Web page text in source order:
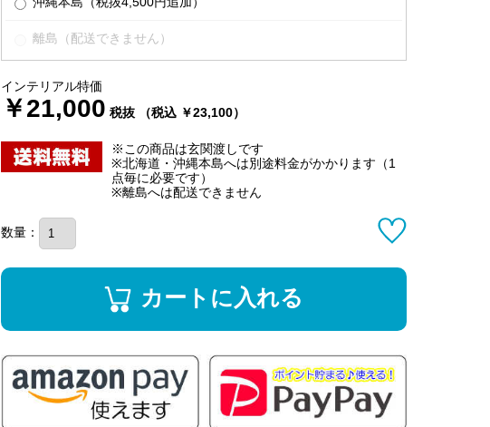
離島（配送できません）
インテリアル特価
￥21,000 税抜 （税込 ￥23,100）
※この商品は玄関渡しです
※北海道・沖縄本島へは別途料金がかかります（1
点毎に必要です）
※離島へは配送できません
数量：
カートに入れる